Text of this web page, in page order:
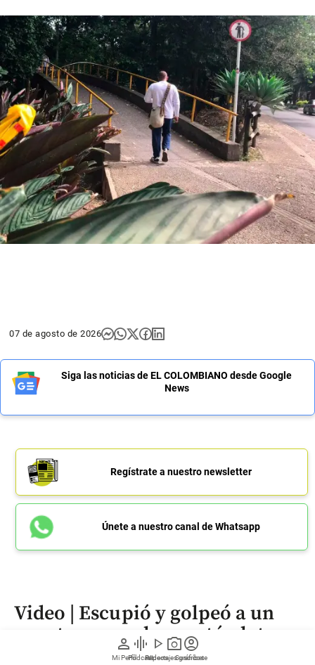
person
Mi Perfil
graphic_eq
Pódcast
play_arrow
Videos
photo_camera
Reportajes gráficos
account_circle
Suscríbete
07 de agosto de 2026
Siga las noticias de EL COLOMBIANO desde Google
News
Regístrate a nuestro newsletter
Únete a nuestro canal de Whatsapp
Video | Escupió y golpeó a un
agente que no le aceptó plata
para que no lo multara